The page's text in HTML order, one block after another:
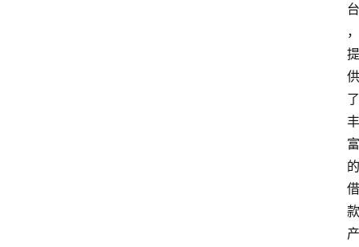
台
，
提
供
了
丰
富
的
借
款
产